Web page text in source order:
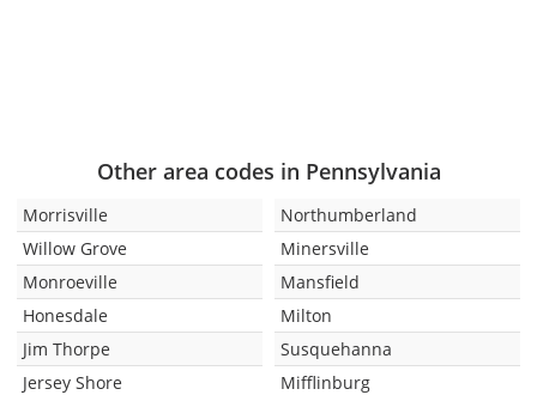
Other area codes in Pennsylvania
Morrisville
Willow Grove
Monroeville
Honesdale
Jim Thorpe
Jersey Shore
Northumberland
Minersville
Mansfield
Milton
Susquehanna
Mifflinburg